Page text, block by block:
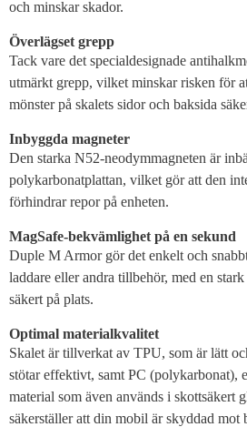
och minskar skador.
Överlägset grepp
Tack vare det specialdesignade
utmärkt grepp, vilket minskar risken för
mönster på skalets sidor och baksida
Inbyggda magneter
Den starka N52-neodymmagneten är
polykarbonatplattan, vilket gör att den
förhindrar repor på enheten.
MagSafe-bekvämlighet på en sekund
Duple M Armor gör det enkelt och
laddare eller andra tillbehör, med en
säkert på plats.
Optimal materialkvalitet
Skalet är tillverkat av TPU, som är lätt
stötar effektivt, samt PC (polykarbonat),
material som även används i skottsäkert
säkerställer att din mobil är skyddad mot